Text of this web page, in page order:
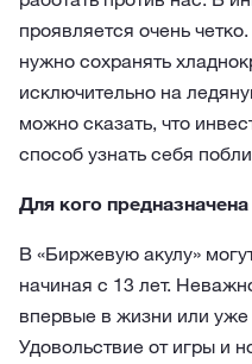
проявляется очень
нужно сохранять
исключительно на
можно сказать, что
способ узнать себя
Для кого
В «Биржевую акулу»
начиная с 13 лет.
впервые в жизни или
Удовольствие от игры и